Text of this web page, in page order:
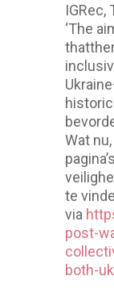
IGRec,
‘The
Wat
te
via
post-
both-